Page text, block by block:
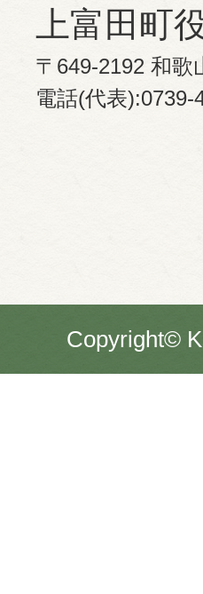
上富田町
〒649-2192 和歌
電話(代表
Copyright©